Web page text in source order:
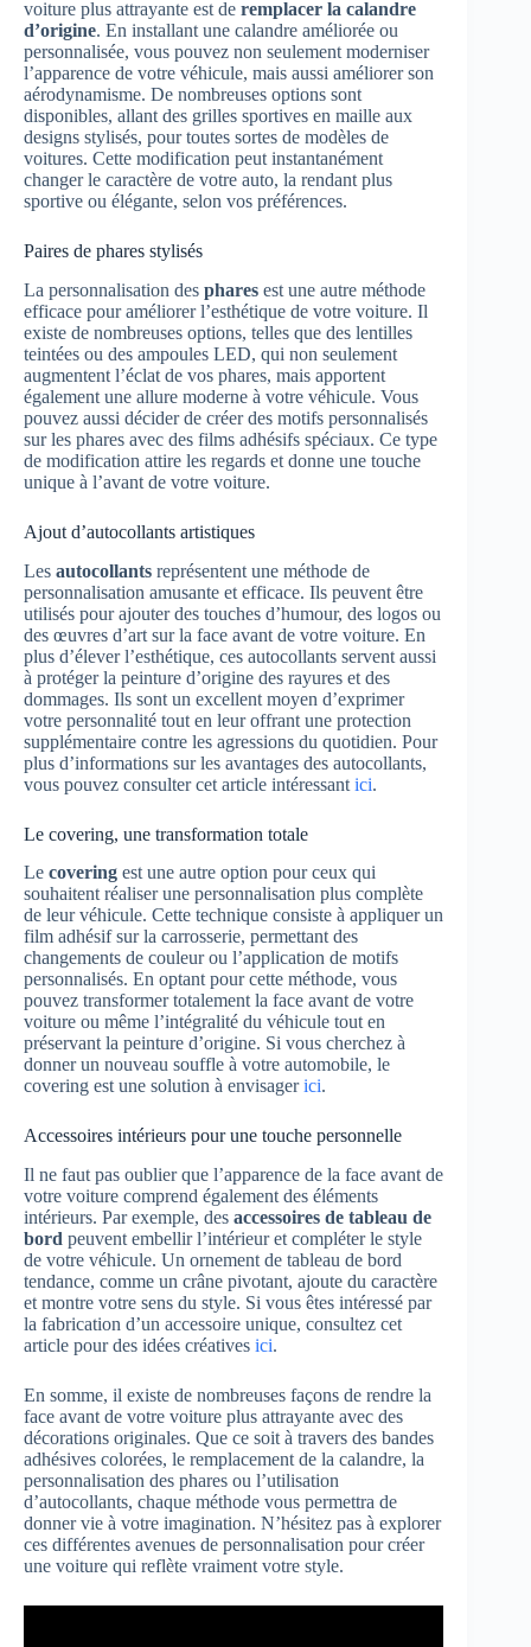
voiture plus attrayante est de remplacer la calandre
d’origine. En installant une calandre améliorée ou
personnalisée, vous pouvez non seulement moderniser
l’apparence de votre véhicule, mais aussi améliorer son
aérodynamisme. De nombreuses options sont
disponibles, allant des grilles sportives en maille aux
designs stylisés, pour toutes sortes de modèles de
voitures. Cette modification peut instantanément
changer le caractère de votre auto, la rendant plus
sportive ou élégante, selon vos préférences.
Paires de phares stylisés
La personnalisation des phares est une autre méthode
efficace pour améliorer l’esthétique de votre voiture. Il
existe de nombreuses options, telles que des lentilles
teintées ou des ampoules LED, qui non seulement
augmentent l’éclat de vos phares, mais apportent
également une allure moderne à votre véhicule. Vous
pouvez aussi décider de créer des motifs personnalisés
sur les phares avec des films adhésifs spéciaux. Ce type
de modification attire les regards et donne une touche
unique à l’avant de votre voiture.
Ajout d’autocollants artistiques
Les autocollants représentent une méthode de
personnalisation amusante et efficace. Ils peuvent être
utilisés pour ajouter des touches d’humour, des logos ou
des œuvres d’art sur la face avant de votre voiture. En
plus d’élever l’esthétique, ces autocollants servent aussi
à protéger la peinture d’origine des rayures et des
dommages. Ils sont un excellent moyen d’exprimer
votre personnalité tout en leur offrant une protection
supplémentaire contre les agressions du quotidien. Pour
plus d’informations sur les avantages des autocollants,
vous pouvez consulter cet article intéressant ici.
Le covering, une transformation totale
Le covering est une autre option pour ceux qui
souhaitent réaliser une personnalisation plus complète
de leur véhicule. Cette technique consiste à appliquer un
film adhésif sur la carrosserie, permettant des
changements de couleur ou l’application de motifs
personnalisés. En optant pour cette méthode, vous
pouvez transformer totalement la face avant de votre
voiture ou même l’intégralité du véhicule tout en
préservant la peinture d’origine. Si vous cherchez à
donner un nouveau souffle à votre automobile, le
covering est une solution à envisagerici.
Accessoires intérieurs pour une touche personnelle
Il ne faut pas oublier que l’apparence de la face avant de
votre voiture comprend également des éléments
intérieurs. Par exemple, des accessoires de tableau de
bord peuvent embellir l’intérieur et compléter le style
de votre véhicule. Un ornement de tableau de bord
tendance, comme un crâne pivotant, ajoute du caractère
et montre votre sens du style. Si vous êtes intéressé par
la fabrication d’un accessoire unique, consultez cet
article pour des idées créatives ici.
En somme, il existe de nombreuses façons de rendre la
face avant de votre voiture plus attrayante avec des
décorations originales. Que ce soit à travers des bandes
adhésives colorées, le remplacement de la calandre, la
personnalisation des phares ou l’utilisation
d’autocollants, chaque méthode vous permettra de
donner vie à votre imagination. N’hésitez pas à explorer
ces différentes avenues de personnalisation pour créer
une voiture qui reflète vraiment votre style.